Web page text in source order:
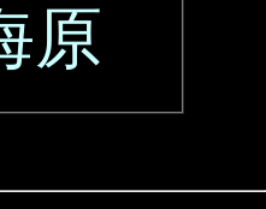
原